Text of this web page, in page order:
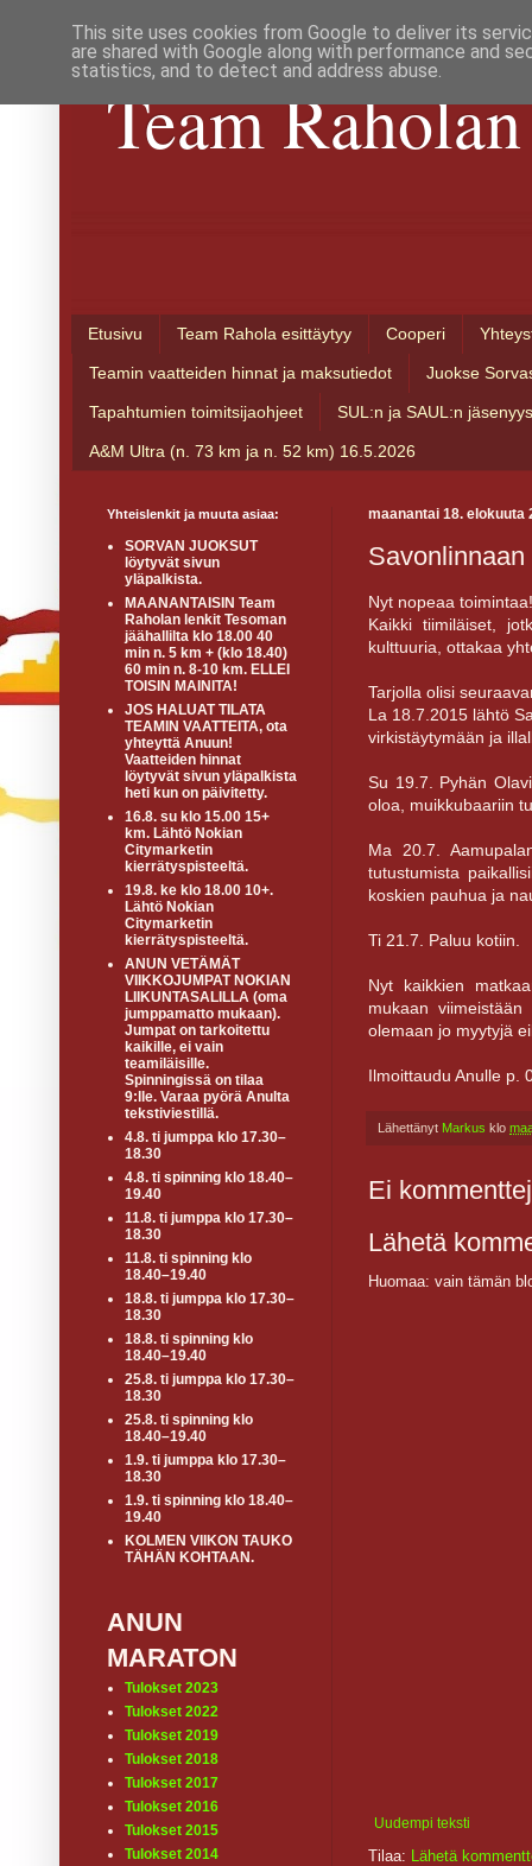
Team
Etusivu Team Rahola esittäytyy Cooperi
Teamin vaatteiden hinnat ja maksutiedot Juokse
Tapahtumien toimitsijaohjeet SUL:n ja SAUL:n jäsenyys
A&M Ultra (n. 73 km ja n. 52 km) 16.5.2026
maanantai 18. elokuuta
Savonlinnaan
Nyt nopeaa toimintaa!
Kaikki tiimiläiset,
kulttuuria, ottakaa
Tarjolla olisi
La 18.7.2015 lähtö
virkistäytymään ja
Su 19.7. Pyhän
oloa, muikkubaariin
Ma 20.7.
tutustumista
koskien pauhua ja
Ti 21.7. Paluu kotiin.
Nyt kaikkien
mukaan
olemaan jo myytyjä
Ilmoittaudu Anulle p.
Lähettänyt Markus klo
Ei
Lähetä
Huomaa: vain tämän
Uudempi teksti
Tilaa: Lähetä
Yhteislenkit ja muuta asiaa:
SORVAN JUOKSUT
löytyvät sivun
yläpalkista.
MAANANTAISIN Team
Raholan lenkit Tesoman
jäähallilta klo 18.00 40
min n. 5 km + (klo 18.40)
60 min n. 8-10 km. ELLEI
TOISIN MAINITA!
JOS HALUAT TILATA
TEAMIN VAATTEITA, ota
yhteyttä Anuun!
Vaatteiden hinnat
löytyvät sivun yläpalkista
heti kun on päivitetty.
16.8. su klo 15.00 15+
km. Lähtö Nokian
Citymarketin
kierrätyspisteeltä.
19.8. ke klo 18.00 10+.
Lähtö Nokian
Citymarketin
kierrätyspisteeltä.
ANUN VETÄMÄT
VIIKKOJUMPAT NOKIAN
LIIKUNTASALILLA (oma
jumppamatto mukaan).
Jumpat on tarkoitettu
kaikille, ei vain
teamiläisille.
Spinningissä on tilaa
9:lle. Varaa pyörä Anulta
tekstiviestillä.
4.8. ti jumppa klo 17.30–
18.30
4.8. ti spinning klo 18.40–
19.40
11.8. ti jumppa klo 17.30–
18.30
11.8. ti spinning klo
18.40–19.40
18.8. ti jumppa klo 17.30–
18.30
18.8. ti spinning klo
18.40–19.40
25.8. ti jumppa klo 17.30–
18.30
25.8. ti spinning klo
18.40–19.40
1.9. ti jumppa klo 17.30–
18.30
1.9. ti spinning klo 18.40–
19.40
KOLMEN VIIKON TAUKO
TÄHÄN KOHTAAN.
ANUN
MARATON
Tulokset 2023
Tulokset 2022
Tulokset 2019
Tulokset 2018
Tulokset 2017
Tulokset 2016
Tulokset 2015
Tulokset 2014
This site uses cookies from Google to deliver its
are shared with Google along with performance and
statistics, and to detect and address abuse.